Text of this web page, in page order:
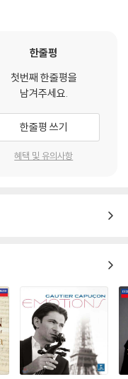
한줄평
첫번째 한줄평을
남겨주세요.
한줄평 쓰기
혜택 및 유의사항